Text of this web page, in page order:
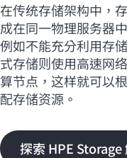
在传统存储架构中，
成在同一物理服务器
例如不能充分利用存
式存储则使用高速网
算节点，这样就可以
配存储资源。
探索 HPE Storage